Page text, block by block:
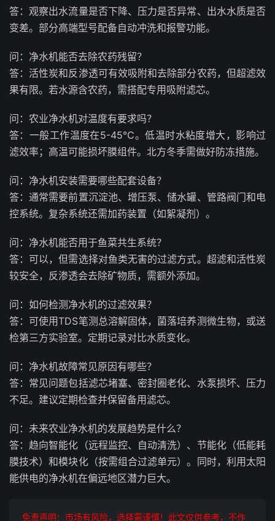
答：观察出水流量是否下降、压力是否异常、出水水质是否
变差。部分高端型号配备自动冲洗和报警功能。
问：净水机能否去除农药残留？
答：活性炭和反渗透可有效吸附和去除部分农药，但超滤效
果有限。若水源含农药，需搭配专用吸附滤芯。
问：农业净水机对温度有要求吗？
答：一般工作温度在5-45℃。低温时水粘度增大，影响过
滤效率；高温可能损坏膜组件。北方冬季需做好防冻措施。
问：净水机安装需要哪些配套设备？
答：通常需要前置沉淀池、增压泵、储水罐、管路阀门和电
控系统。复杂系统还需加药装置（如絮凝剂）。
问：净水机能否用于鱼菜共生系统？
答：可以，但需选择对鱼类无害的过滤方式。超滤和活性炭
较安全，反渗透会去除矿物质，需额外添加。
问：如何检测净水机的过滤效果？
答：可使用TDS笔测总溶解固体，菌落培养测微生物，或送
检第三方实验室。定期记录对比水质变化。
问：净水机故障常见原因有哪些？
答：常见问题包括滤芯堵塞、密封圈老化、水泵损坏、压力
不足。建议定期检查并保留备用滤芯。
问：未来农业净水机的发展趋势是什么？
答：趋向智能化（远程监控、自动清洗）、节能化（低能耗
膜技术）和模块化（按需组合过滤单元）。同时，利用太阳
能供电的净水机在偏远地区潜力巨大。
免责声明：市场有风险，选择需谨慎！此文仅供参考，不作